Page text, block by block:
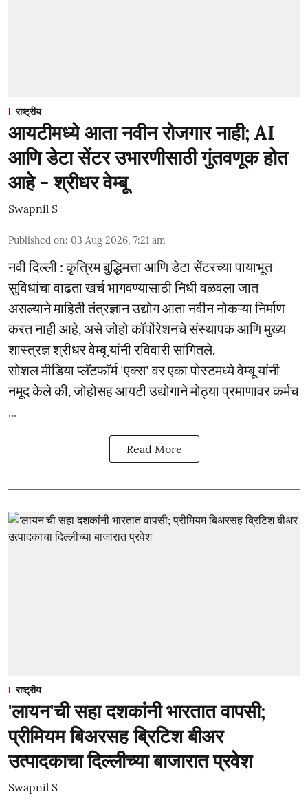
राष्ट्रीय
आयटीमध्ये आता नवीन रोजगार नाही; AI
आणि डेटा सेंटर उभारणीसाठी गुंतवणूक होत
आहे - श्रीधर वेम्बू
Swapnil S
Published on: 03 Aug 2026, 7:21 am
नवी दिल्ली : कृत्रिम बुद्धिमत्ता आणि डेटा सेंटरच्या पायाभूत
सुविधांचा वाढता खर्च भागवण्यासाठी निधी वळवला जात
असल्याने माहिती तंत्रज्ञान उद्योग आता नवीन नोकऱ्या निर्माण
करत नाही आहे, असे जोहो कॉर्पोरेशनचे संस्थापक आणि मुख्य
शास्त्रज्ञ श्रीधर वेम्बू यांनी रविवारी सांगितले.
सोशल मीडिया प्लॅटफॉर्म 'एक्स' वर एका पोस्टमध्ये वेम्बू यांनी
नमूद केले की, जोहोसह आयटी उद्योगाने मोठ्या प्रमाणावर कर्मच
Read More
राष्ट्रीय
'लायन'ची सहा दशकांनी भारतात वापसी;
प्रीमियम बिअरसह ब्रिटिश बीअर
उत्पादकाचा दिल्लीच्या बाजारात प्रवेश
Swapnil S